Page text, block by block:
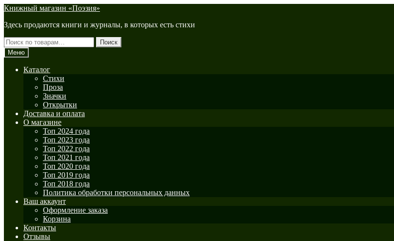
Перейти
навигации
Перейти
содержимому
Книжный магазин «Поэзия»
Здесь продаются книги и журналы, в которых есть стихи
Искать:
Поиск
Меню
Каталог
Стихи
Проза
Значки
Открытки
Доставка и оплата
О магазине
Топ 2024 года
Топ 2023 года
Топ 2022 года
Топ 2021 года
Топ 2020 года
Топ 2019 года
Топ 2018 года
Политика обработки персональных данных
Ваш аккаунт
Оформление заказа
Корзина
Контакты
Отзывы